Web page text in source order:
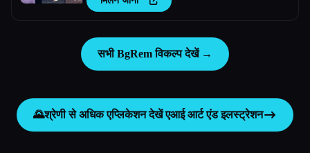
सभी BgRem विकल्प देखें →
🌄श्रेणी से अधिक एप्लिकेशन देखेंएआई आर्ट एंड इलस्ट्रेशन